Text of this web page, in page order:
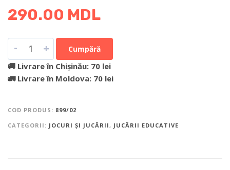
290.00 MDL
- + Cumpără
🚚 Livrare în Chișinău: 70 lei
🚛 Livrare în Moldova: 70 lei
COD PRODUS: 899/02
CATEGORII: JOCURI ȘI JUCĂRII , JUCĂRII EDUCATIVE